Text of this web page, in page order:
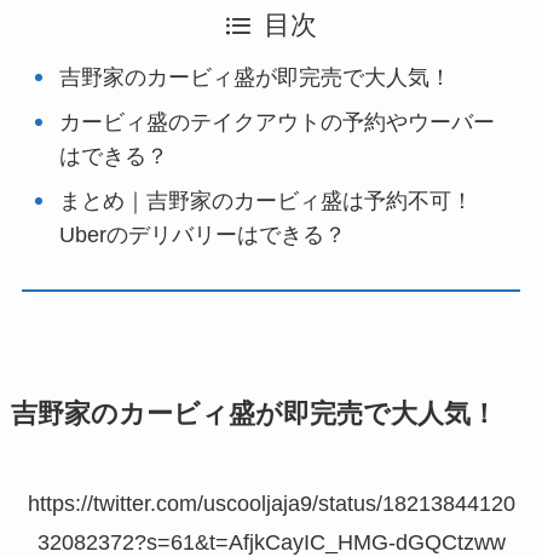
目次
吉野家のカービィ盛が即完売で大人気！
カービィ盛のテイクアウトの予約やウーバー
はできる？
まとめ｜吉野家のカービィ盛は予約不可！
Uberのデリバリーはできる？
吉野家のカービィ盛が即完売で大人気！
https://twitter.com/uscooljaja9/status/18213844120
32082372?s=61&t=AfjkCayIC_HMG-dGQCtzww